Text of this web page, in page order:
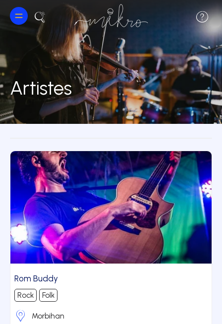
Artistes
Rom Buddy
Rock Folk
Morbihan